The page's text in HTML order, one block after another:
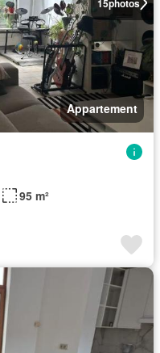
Appartement
95 m²